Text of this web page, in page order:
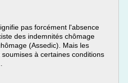
pas forcément l'absence
des indemnités chômage
(Assedic). Mais les
à certaines conditions